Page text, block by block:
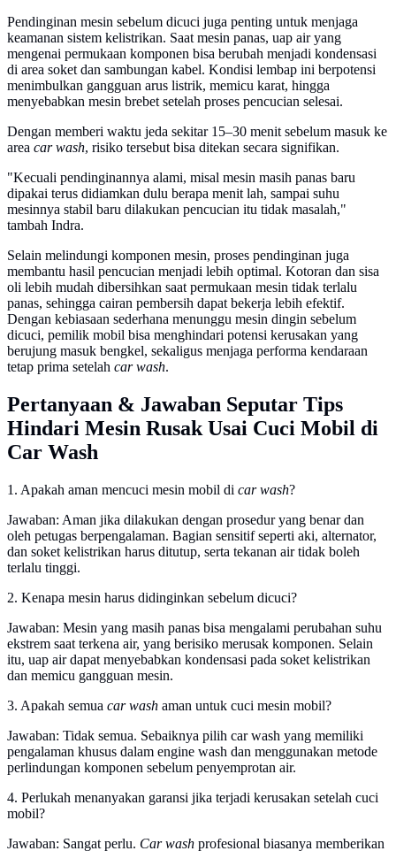
Pendinginan mesin sebelum dicuci juga penting untuk menjaga
keamanan sistem kelistrikan. Saat mesin panas, uap air yang
mengenai permukaan komponen bisa berubah menjadi kondensasi
di area soket dan sambungan kabel. Kondisi lembap ini berpotensi
menimbulkan gangguan arus listrik, memicu karat, hingga
menyebabkan mesin brebet setelah proses pencucian selesai.
Dengan memberi waktu jeda sekitar 15–30 menit sebelum masuk ke
area car wash, risiko tersebut bisa ditekan secara signifikan.
"Kecuali pendinginannya alami, misal mesin masih panas baru
dipakai terus didiamkan dulu berapa menit lah, sampai suhu
mesinnya stabil baru dilakukan pencucian itu tidak masalah,"
tambah Indra.
Selain melindungi komponen mesin, proses pendinginan juga
membantu hasil pencucian menjadi lebih optimal. Kotoran dan sisa
oli lebih mudah dibersihkan saat permukaan mesin tidak terlalu
panas, sehingga cairan pembersih dapat bekerja lebih efektif.
Dengan kebiasaan sederhana menunggu mesin dingin sebelum
dicuci, pemilik mobil bisa menghindari potensi kerusakan yang
berujung masuk bengkel, sekaligus menjaga performa kendaraan
tetap prima setelah car wash.
Pertanyaan & Jawaban Seputar Tips
Hindari Mesin Rusak Usai Cuci Mobil di
Car Wash
1. Apakah aman mencuci mesin mobil di car wash?
Jawaban: Aman jika dilakukan dengan prosedur yang benar dan
oleh petugas berpengalaman. Bagian sensitif seperti aki, alternator,
dan soket kelistrikan harus ditutup, serta tekanan air tidak boleh
terlalu tinggi.
2. Kenapa mesin harus didinginkan sebelum dicuci?
Jawaban: Mesin yang masih panas bisa mengalami perubahan suhu
ekstrem saat terkena air, yang berisiko merusak komponen. Selain
itu, uap air dapat menyebabkan kondensasi pada soket kelistrikan
dan memicu gangguan mesin.
3. Apakah semua car wash aman untuk cuci mesin mobil?
Jawaban: Tidak semua. Sebaiknya pilih car wash yang memiliki
pengalaman khusus dalam engine wash dan menggunakan metode
perlindungan komponen sebelum penyemprotan air.
4. Perlukah menanyakan garansi jika terjadi kerusakan setelah cuci
mobil?
Jawaban: Sangat perlu. Car wash profesional biasanya memberikan